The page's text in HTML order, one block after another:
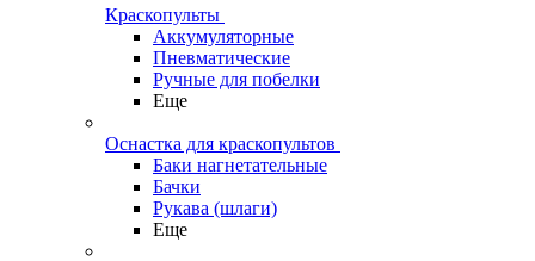
Краскопульты
Аккумуляторные
Пневматические
Ручные для побелки
Еще
Оснастка для краскопультов
Баки нагнетательные
Бачки
Рукава (шлаги)
Еще